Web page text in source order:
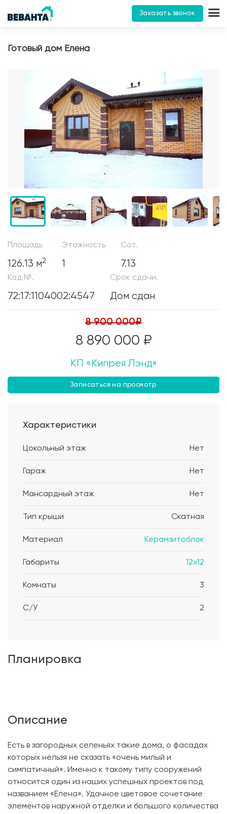
Заказать звонок
Готовый дом Елена
Площадь
126.13 м2
Этажность
1
Сот.
7.13
Кад №.
72:17:1104002:4547
Срок сдачи.
Дом сдан
8 900 000₽
8 890 000 ₽
КП «Кипрея Лэнд»
Записаться на просмотр
Характеристики
Цокольный этаж Нет
Гараж Нет
Мансардный этаж Нет
Тип крыши Скатная
Материал Керамзитоблок
Габариты 12x12
Комнаты 3
С/У 2
Планировка
Описание
Есть в загородных селеньях такие дома, о фасадах
которых нельзя не сказать «очень милый и
симпатичный». Именно к такому типу сооружений
относится один из наших успешных проектов под
названием «Елена». Удачное цветовое сочетание
элементов наружной отделки и большого количества